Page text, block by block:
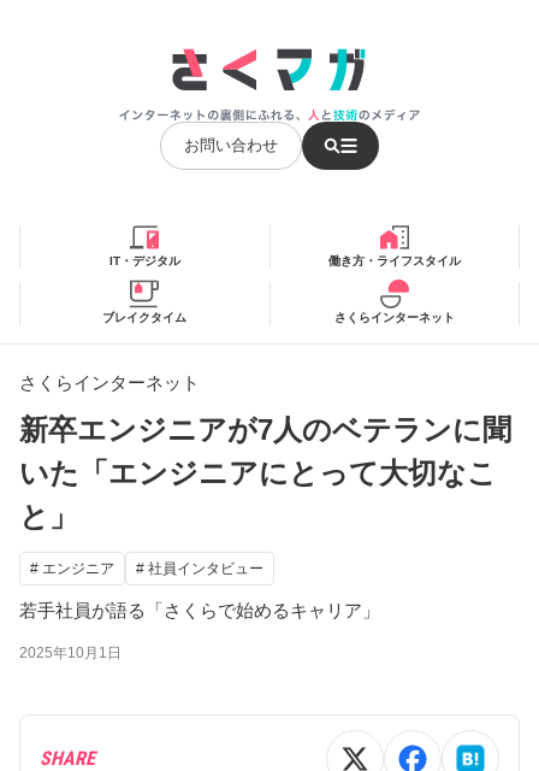
お問い合わせ
IT・デジタル 働き方・ライフスタイル
ブレイクタイム さくらインターネット
さくらインターネット
新卒エンジニアが7人のベテランに聞
いた「エンジニアにとって大切なこ
と」
# エンジニア # 社員インタビュー
若手社員が語る「さくらで始めるキャリア」
2025年10月1日
SHARE